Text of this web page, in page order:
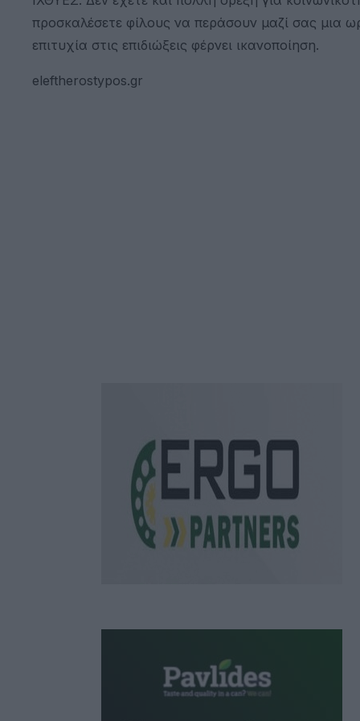
προσκαλέσετε φίλους να περάσουν μαζί σας μια
επιτυχία στις επιδιώξεις φέρνει ικανοποίηση.
eleftherostypos.gr